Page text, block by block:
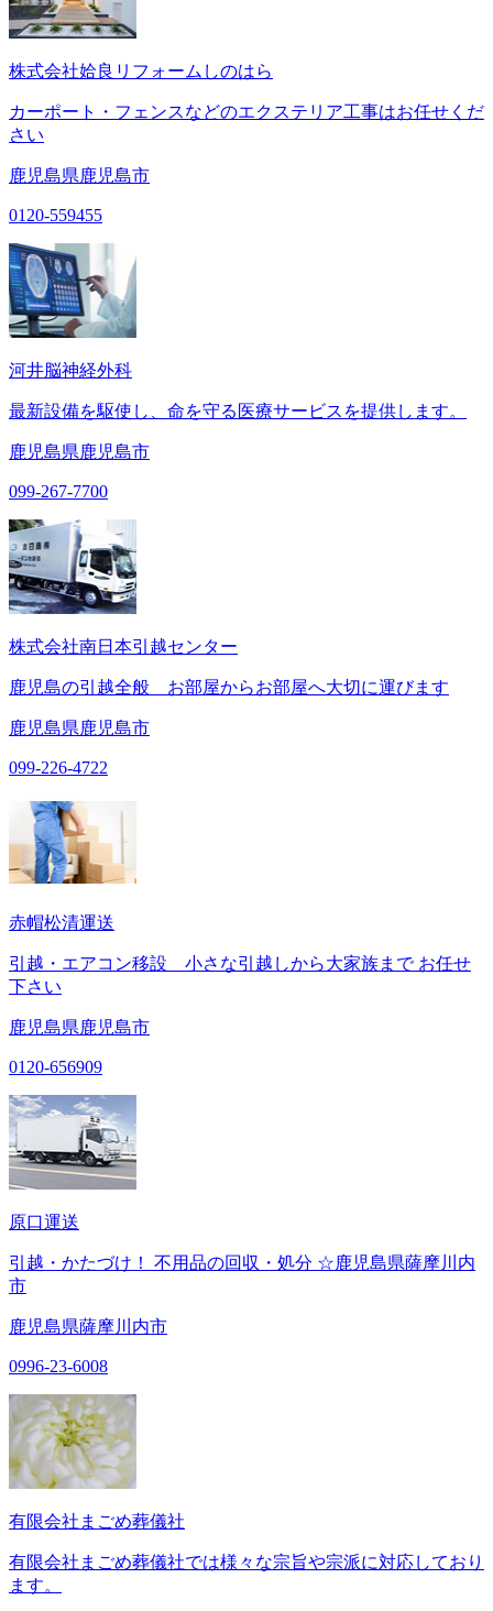
株式会社姶良リフォームしのはら
カーポート・フェンスなどのエクステリア工事はお任せくだ
さい
鹿児島県鹿児島市
0120-559455
河井脳神経外科
最新設備を駆使し、命を守る医療サービスを提供します。
鹿児島県鹿児島市
099-267-7700
株式会社南日本引越センター
鹿児島の引越全般 お部屋からお部屋へ大切に運びます
鹿児島県鹿児島市
099-226-4722
赤帽松清運送
引越・エアコン移設 小さな引越しから大家族まで お任せ
下さい
鹿児島県鹿児島市
0120-656909
原口運送
引越・かたづけ！ 不用品の回収・処分 ☆鹿児島県薩摩川内
市
鹿児島県薩摩川内市
0996-23-6008
有限会社まごめ葬儀社
有限会社まごめ葬儀社では様々な宗旨や宗派に対応しており
ます。